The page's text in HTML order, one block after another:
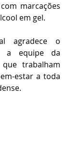
marcações
em gel.
agradece o
a equipe da
trabalham
estar a toda